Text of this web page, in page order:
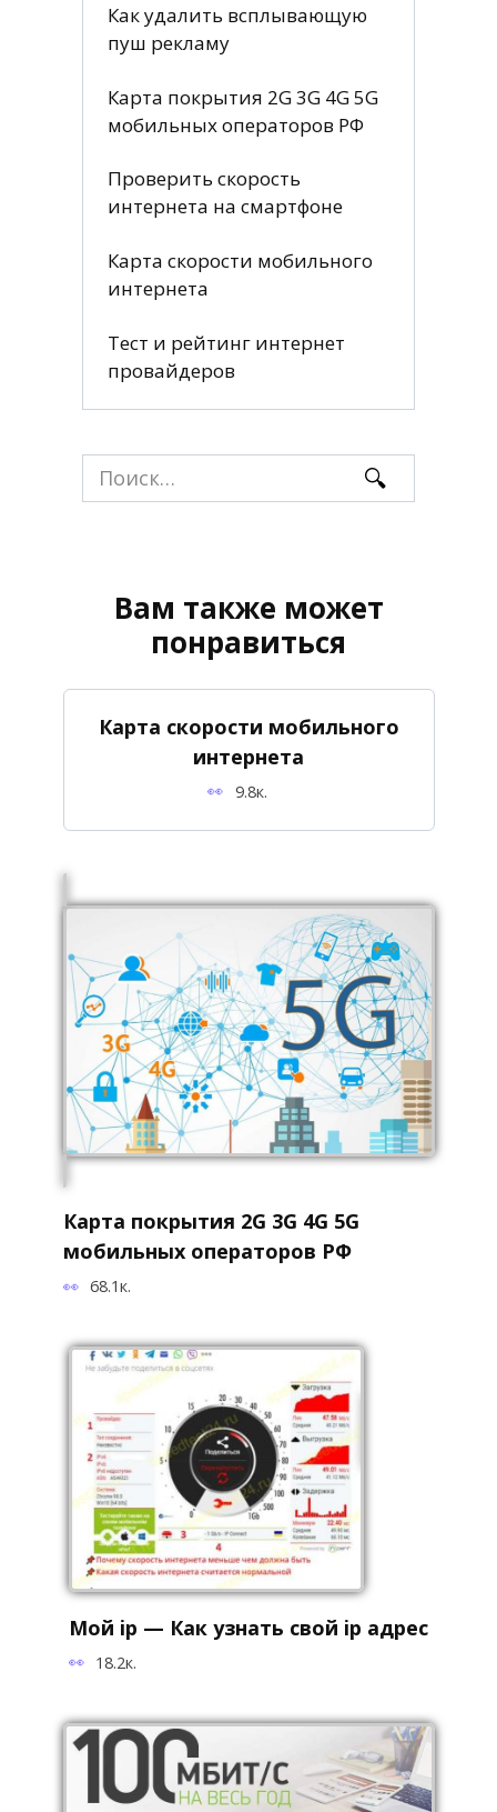
Как удалить всплывающую
пуш рекламу
Карта покрытия 2G 3G 4G 5G
мобильных операторов РФ
Проверить скорость
интернета на смартфоне
Карта скорости мобильного
интернета
Тест и рейтинг интернет
провайдеров
Search
for:
Вам также может
понравиться
Карта скорости мобильного
интернета
9.8к.
Карта покрытия 2G 3G 4G 5G
мобильных операторов РФ
68.1к.
Мой ip — Как узнать свой ip адрес
18.2к.